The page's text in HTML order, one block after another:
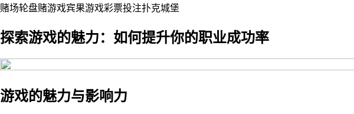
赌场轮盘赌游戏宾果游戏彩票投注扑克城堡
探索游戏的魅力：如何提升你的职业成功率
游戏的魅力与影响力